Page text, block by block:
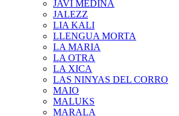
JAVI MEDINA
JALEZZ
LIA KALI
LLENGUA MORTA
LA MARIA
LA OTRA
LA XICA
LAS NINYAS DEL CORRO
MAIO
MALUKS
MARALA